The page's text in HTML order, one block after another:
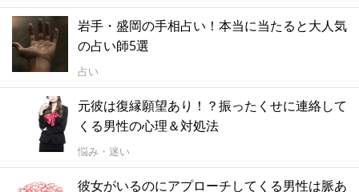
岩手・盛岡の手相占い！本当に当たると大人気
の占い師5選
占い
元彼は復縁願望あり！？振ったくせに連絡して
くる男性の心理＆対処法
悩み・迷い
彼女がいるのにアプローチしてくる男性は脈あ